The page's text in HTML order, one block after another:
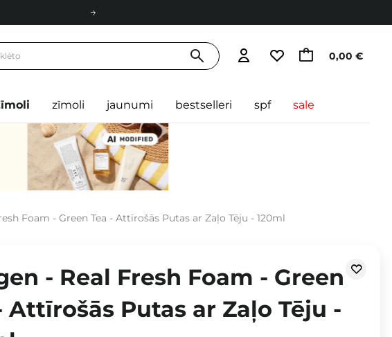
0,00 €
zīmoli jaunumi bestselleri spf sale
Foam - Green Tea - Attīrošās Putas ar Zaļo Tēju - 120ml
- Real Fresh Foam - Green
Attīrošās Putas ar Zaļo Tēju -